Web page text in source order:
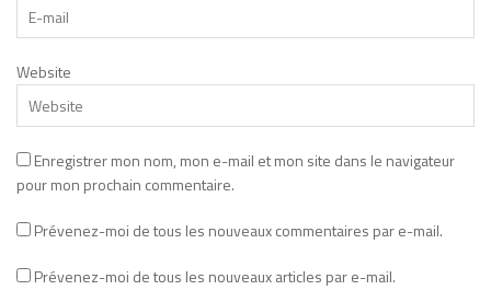
Website
Enregistrer mon nom, mon e-mail et mon site dans le navigateur
pour mon prochain commentaire.
Prévenez-moi de tous les nouveaux commentaires par e-mail.
Prévenez-moi de tous les nouveaux articles par e-mail.